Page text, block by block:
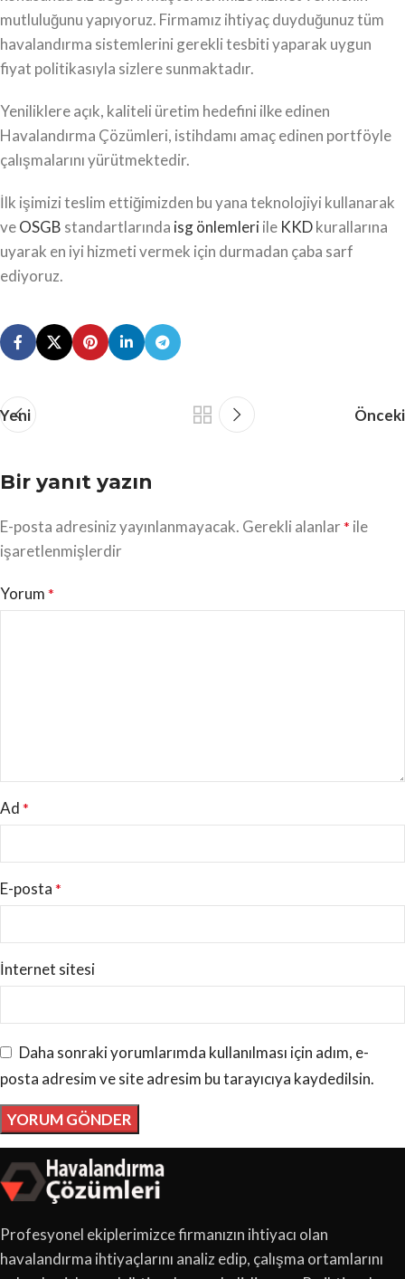
mutluluğunu yapıyoruz. Firmamız ihtiyaç duyduğunuz tüm
havalandırma sistemlerini gerekli tesbiti yaparak uygun
fiyat politikasıyla sizlere sunmaktadır.
Yeniliklere açık, kaliteli üretim hedefini ilke edinen
Havalandırma Çözümleri, istihdamı amaç edinen portföyle
çalışmalarını yürütmektedir.
İlk işimizi teslim ettiğimizden bu yana teknolojiyi kullanarak
veOSGB standartlarında isg önlemleriile KKDkurallarına
uyarak en iyi hizmeti vermek için durmadan çaba sarf
ediyoruz.
Yeni Önceki
Bir yanıt yazın
E-posta adresiniz yayınlanmayacak. Gerekli alanlar* ile
işaretlenmişlerdir
Yorum *
Ad *
E-posta *
İnternet sitesi
Daha sonraki yorumlarımda kullanılması için adım, e-
posta adresim ve site adresim bu tarayıcıya kaydedilsin.
Profesyonel ekiplerimizce firmanızın ihtiyacı olan
havalandırma ihtiyaçlarını analiz edip, çalışma ortamlarını